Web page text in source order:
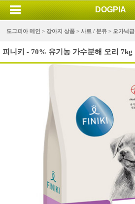
DOGPIA
도그피아 메인 > 강아지 상품 > 사료 / 분유 > 오가닉급
피니키 - 70% 유기농 가수분해 오리 7kg